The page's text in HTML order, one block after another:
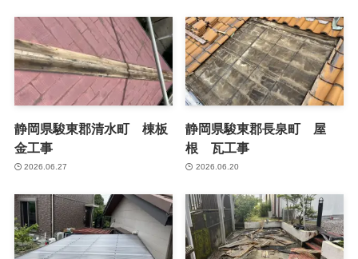
静岡県駿東郡清水町 棟板
金工事
2026.06.27
静岡県駿東郡長泉町 屋
根 瓦工事
2026.06.20